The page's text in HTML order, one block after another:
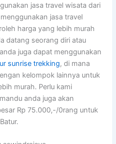
jasa travel wisata dari
jasa travel
harga yang lebih murah
datang seorang diri atau
juga dapat menggunakan
sunrise trekking, di mana
kelompok lainnya untuk
murah. Perlu kami
anda juga akan
Rp 75.000,-/0rang untuk
Batur.